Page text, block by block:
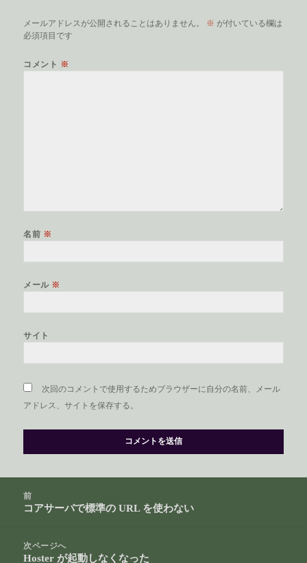
メールアドレスが公開されることはありません。 ※ が付いている欄は
必須項目です
コメント ※
名前 ※
メール ※
サイト
次回のコメントで使用するためブラウザーに自分の名前、メール
アドレス、サイトを保存する。
前
前
投
稿:
コアサーバで標準の URL を使わない
次ページへ
次
Hoster が起動しなくなった